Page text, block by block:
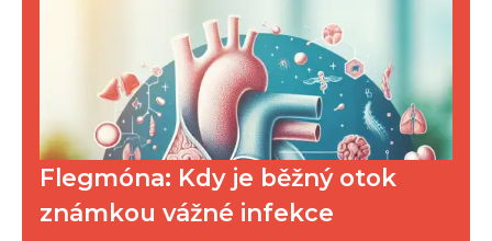
Flegmóna: Kdy je běžný otok
známkou vážné infekce